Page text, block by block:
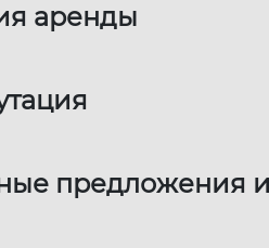
аренды
предложения